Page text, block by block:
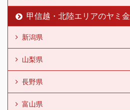
甲信越・北陸エリアのヤミ金
新潟県
山梨県
長野県
富山県